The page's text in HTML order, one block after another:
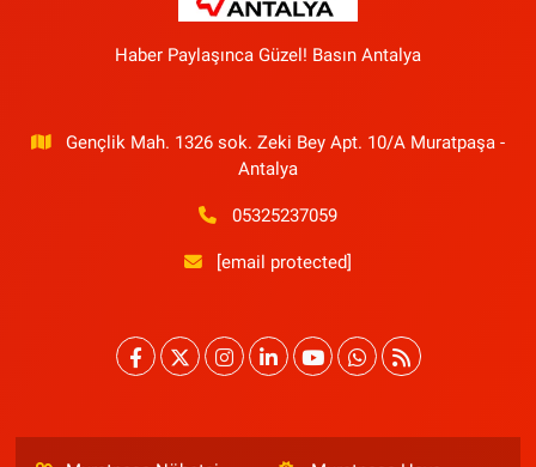
Haber Paylaşınca Güzel! Basın Antalya
Gençlik Mah. 1326 sok. Zeki Bey Apt. 10/A Muratpaşa -
Antalya
05325237059
[email protected]